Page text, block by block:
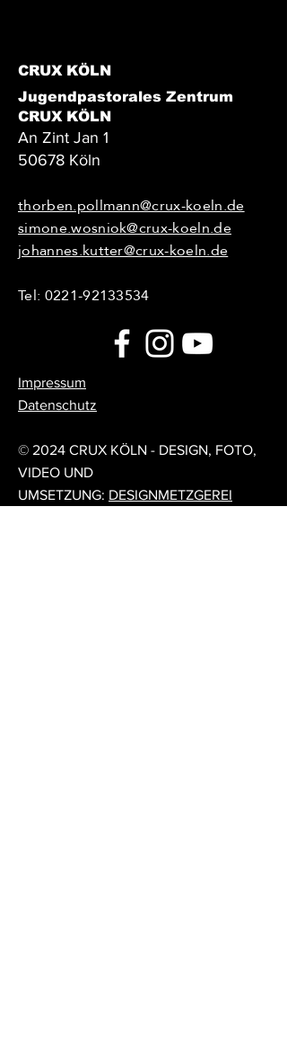
CRUX KÖLN
Jugendpastorales Zentrum
CRUX KÖLN
An Zint Jan 1
50678 Köln
thorben.pollmann@crux-koeln.de
simone.wosniok@crux-koeln.de
johannes.kutter@crux-koeln.de
Tel:0221-92133534
Impressum
Datenschutz
© 2024 CRUX KÖLN - DESIGN, FOTO,
VIDEO UND
UMSETZUNG: DESIGNMETZGEREI